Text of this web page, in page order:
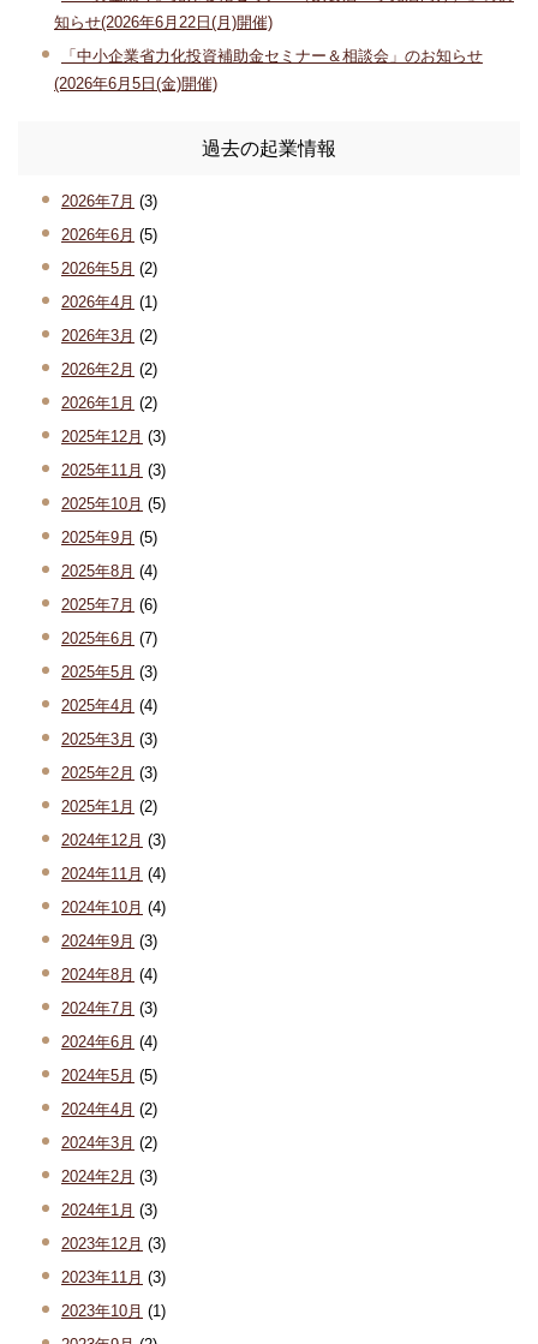
知らせ(2026年6月22日(月)開催)
「中小企業省力化投資補助金セミナー＆相談会」のお知らせ
(2026年6月5日(金)開催)
過去の起業情報
2026年7月 (3)
2026年6月 (5)
2026年5月 (2)
2026年4月 (1)
2026年3月 (2)
2026年2月 (2)
2026年1月 (2)
2025年12月 (3)
2025年11月 (3)
2025年10月 (5)
2025年9月 (5)
2025年8月 (4)
2025年7月 (6)
2025年6月 (7)
2025年5月 (3)
2025年4月 (4)
2025年3月 (3)
2025年2月 (3)
2025年1月 (2)
2024年12月 (3)
2024年11月 (4)
2024年10月 (4)
2024年9月 (3)
2024年8月 (4)
2024年7月 (3)
2024年6月 (4)
2024年5月 (5)
2024年4月 (2)
2024年3月 (2)
2024年2月 (3)
2024年1月 (3)
2023年12月 (3)
2023年11月 (3)
2023年10月 (1)